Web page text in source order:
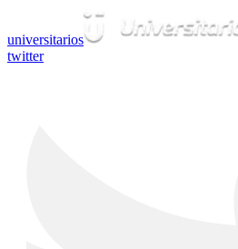
universitarios
twitter